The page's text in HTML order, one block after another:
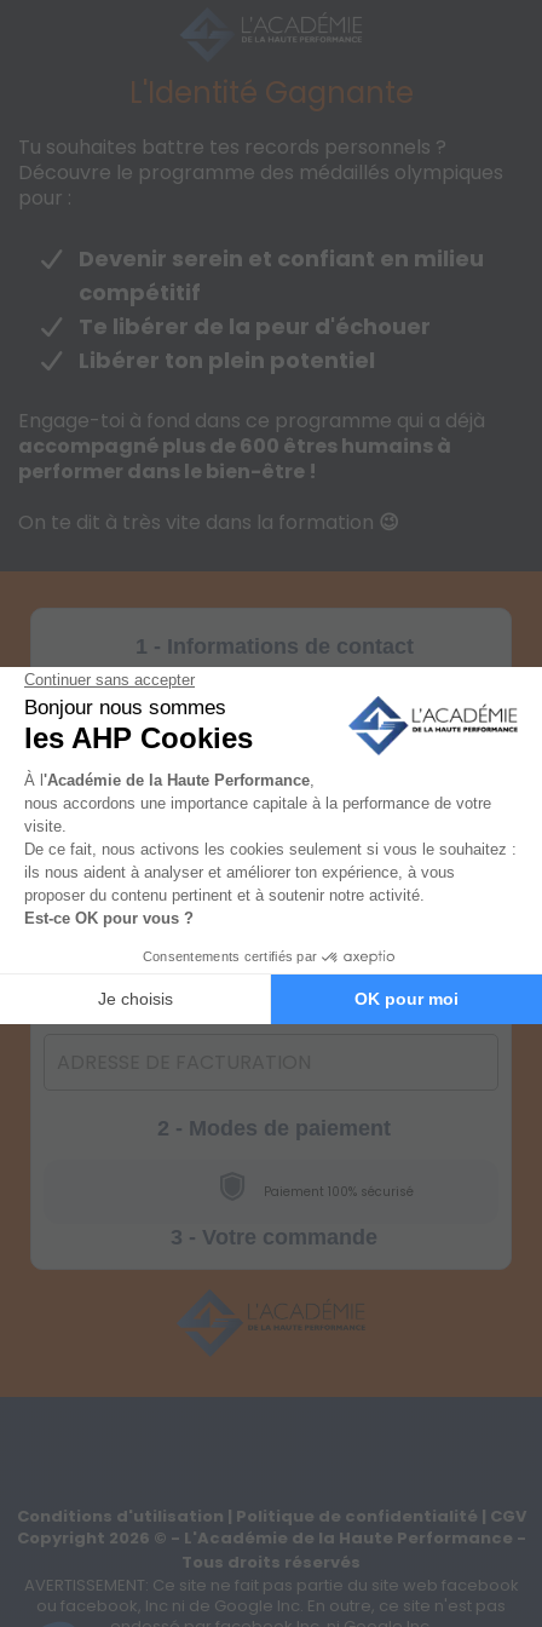
L'Identité Gagnante
Tu souhaites battre tes records personnels ?
Découvre le programme des médaillés olympiques
pour :
Devenir serein et confiant en milieu
compétitif
Te libérer de la peur d'échouer
Libérer ton plein potentiel
Engage-toi à fond dans ce programme qui a déjà
accompagné plus de 600 êtres humains à
performer dans le bien-être !
On te dit à très vite dans la formation 😉
1 - Informations de contact
2 - Modes de paiement
Paiement 100% sécurisé
3 - Votre commande
Conditions d'utilisation | Politique de confidentialité | CGV
Copyright 2026 © - L'Académie de la Haute Performance -
Tous droits réservés
AVERTISSEMENT: Ce site ne fait pas partie du site web facebook
ou facebook, Inc ni de Google Inc. En outre, ce site n'est pas